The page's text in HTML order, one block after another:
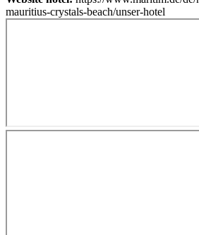
mauritius-crystals-beach/unser-hotel